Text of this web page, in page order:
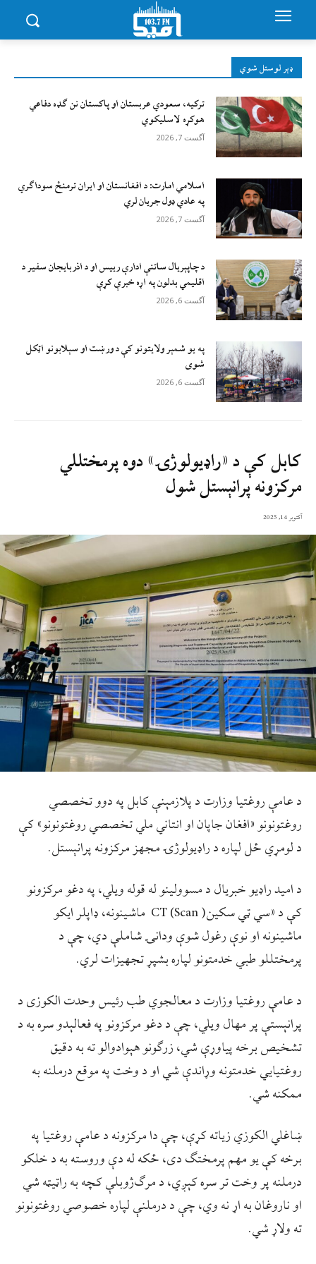
ډېر لوستل شوي
ترکیه، سعودي عربستان او پاکستان نن ګډه دفاعي
هوکړه لاسلیکوي
آگست 7, 2026
اسلامي امارت: د افغانستان او ایران ترمنځ سوداګري
په عادي ډول جریان لري
آگست 7, 2026
د چاپېریال ساتنې ادارې رییس او د اذربایجان سفیر د
اقلیمي بدلون په اړه خبرې کړې
آگست 6, 2026
په یو شمېر ولایتونو کې د ورښت او سېلابونو اټکل
شوی
آگست 6, 2026
کابل کې د «راډیولوژۍ» دوه پرمختللي
مرکزونه پرانېستل شول
آکتوبر 14, 2025
د عامې روغتيا وزارت د پلازمېنې کابل په دوو تخصصي
روغتونونو «افغان جاپان او انتاني ملي تخصصي روغتونونو» کې
د لومړي ځل لپاره د راډیولوژۍ مجهز مرکزونه پرانېستل.
د اميد راډيو خبريال د مسوولينو له قوله ويلي، په دغو مرکزونو
کې د «سي ټي سکین( CT (Scan ماشینونه، ډاپلر ایکو
ماشینونه او نوې رغول شوې ودانۍ شاملې دي، چې د
پرمختللو طبي خدمتونو لپاره بشپړ تجهیزات لري.
د عامې روغتيا وزارت د معالجوي طب رئيس وحدت الکوزی د
پرانېستې پر مهال ويلي، چې د دغو مرکزونو په فعالېدو سره به د
تشخیص برخه پياوړې شي، زرګونو هېوادوالو ته به دقيق
روغتيايي خدمتونه وړاندې شي او د وخت په موقع درملنه به
ممکنه شي.
ښاغلي الکوزي زياته کړې، چې دا مرکزونه د عامې روغتيا په
برخه کې يو مهم پرمختګ دی، ځکه له دې وروسته به د خلکو
درملنه پر وخت تر سره کېږي، د مرګ‌ژوبلې کچه به راټيټه شي
او ناروغان به اړ نه وي، چې د درملنې لپاره خصوصي روغتونونو
ته ولاړ شي.